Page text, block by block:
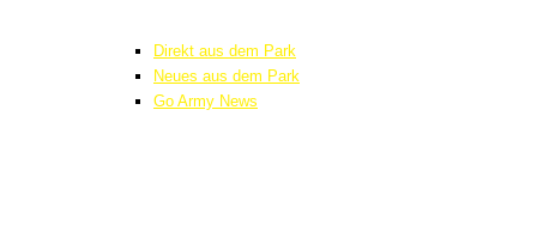
Direkt aus dem Park
Neues aus dem Park
Go Army News